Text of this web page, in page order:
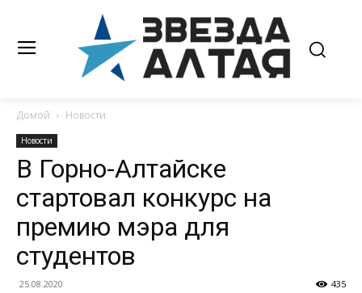
Домой Новости
Новости
В Горно-Алтайске
стартовал конкурс на
премию мэра для
студентов
25.08.2020 435